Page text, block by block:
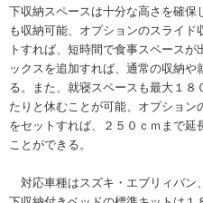
下収納スペースは十分な高さを確
も収納可能、オプションのスライ
トすれば、短時間で食事スペース
ックスを追加すれば、通常の収納や
る。また、就寝スペースも最大１
たりと休むことが可能、オプション
をセットすれば、２５０ｃｍまで
ことができる。
対応車種はスズキ・エブリィバン